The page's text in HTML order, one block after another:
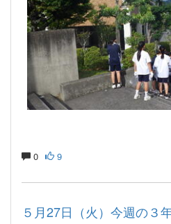
0 9
５月27日（火）今週の３